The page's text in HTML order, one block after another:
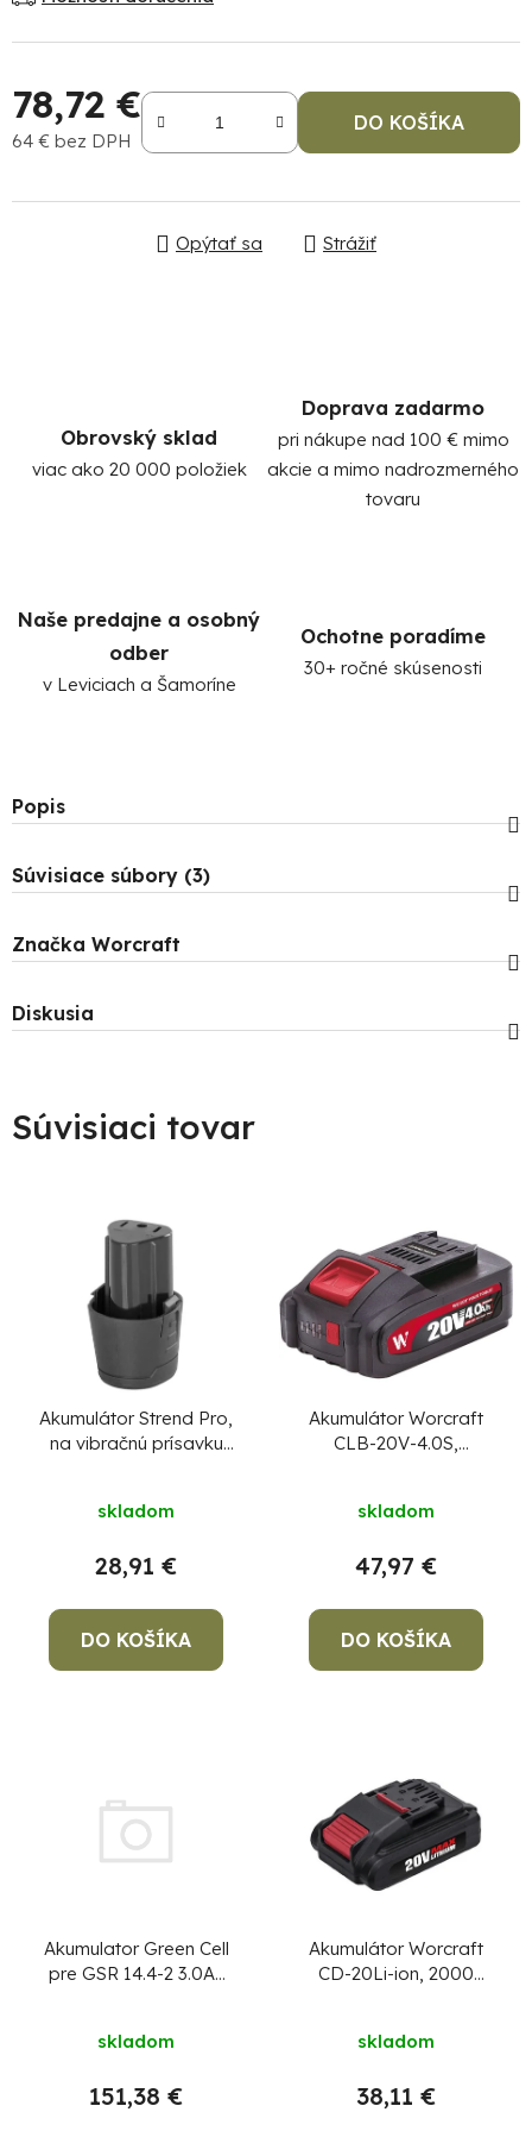
78,72 €
64 € bez DPH
DO KOŠÍKA
Opýtať sa Strážiť
Obrovský sklad
viac ako 20 000 položiek
Doprava zadarmo
pri nákupe nad 100 € mimo
akcie a mimo nadrozmerného
tovaru
Naše predajne a osobný
odber
v Leviciach a Šamoríne
Ochotne poradíme
30+ ročné skúsenosti
Popis
Súvisiace súbory (3)
Značka Worcraft
Diskusia
Súvisiaci tovar
Akumulátor Strend Pro,
na vibračnú prísavku
skladom
28,91 €
DO KOŠÍKA
Akumulátor Worcraft
CLB-20V-4.0S,
funkcia powerbank
skladom
47,97 €
DO KOŠÍKA
Akumulator Green Cell
pre GSR 14.4-2 3.0Ah
skladom
151,38 €
Akumulátor Worcraft
CD-20Li-ion, 2000
skladom
38,11 €